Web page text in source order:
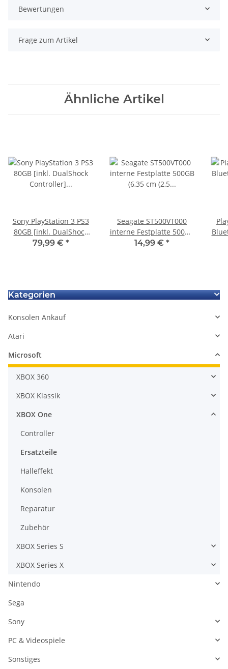
Bewertungen
Frage zum Artikel
Ähnliche Artikel
Sony PlayStation 3 PS3
80GB [inkl. DualShock
Controller] schwarz -
79,99 € *
Seagate ST500VT000
interne Festplatte 500GB
(6,35 cm (2,5 Zoll),
14,99 € *
Kategorien
Konsolen Ankauf
Atari
Microsoft
XBOX 360
XBOX Klassik
XBOX One
Controller
Ersatzteile
Halleffekt
Konsolen
Reparatur
Zubehör
XBOX Series S
XBOX Series X
Nintendo
Sega
Sony
PC & Videospiele
Sonstiges